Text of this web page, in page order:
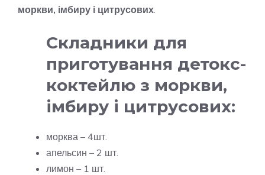
моркви, імбиру і цитрусових
Складники для
приготування детокс-
коктейлю з моркви,
імбиру і цитрусових:
морква – 4шт.
апельсин – 2 шт.
лимон – 1 шт.